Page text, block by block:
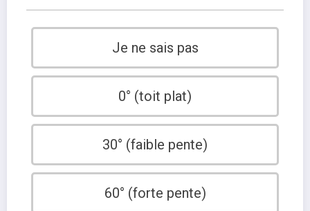
Je ne sais pas
0° (toit plat)
30° (faible pente)
60° (forte pente)